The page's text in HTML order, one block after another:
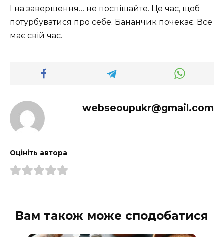
І на завершення… не поспішайте. Це час, щоб
потурбуватися про себе. Бананчик почекає. Все
має свій час.
webseoupukr@gmail.com
Оцініть автора
Вам також може сподобатися